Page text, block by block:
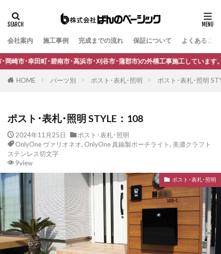
会社案内 施工事例 完成までの流れ 保証について よくあるご
･高浜市･刈谷市･蒲郡市)の外構工事施工しています。
HOME パーツ別 ポスト･表札･照明 ポスト･表札･照明
ポスト･表札･照明 STYLE：108
2024年11月25日
ポスト･表札･照明
OnlyOne ヴァリオネオ, OnlyOne 真鍮製ポーチライト, 美濃クラフト
ステンレス切文字
9view
ポスト･表札･照明
タグ
B-Life.s Bウッドスタイル
B-Life.s ジョグストーン
B-Life.s ロートアイアンサイン
Dea's Garden A-07
Dea'sGarden アルモ
Dea'sGarden アンジュ
Dea'sGarden カンナミニ
Dea'sGarden スタッコU
Dea'sGarden ディーズシェッド カンナ
ECOMOC エコモックフェンス
Kターフ
LIXIL アーキフィールド
LIXIL アーキフラン
LIXIL アクシィ1型
LIXIL アクシィ2型
LIXIL アメリカンフェンス
LIXIL アルファベットサイン